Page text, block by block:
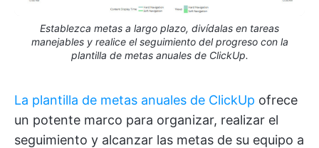
Establezca metas a largo plazo, divídalas en tareas
manejables y realice el seguimiento del progreso con la
plantilla de metas anuales de ClickUp.
La plantilla de metas anuales de ClickUp ofrece
un potente marco para organizar, realizar el
seguimiento y alcanzar las metas de su equipo a